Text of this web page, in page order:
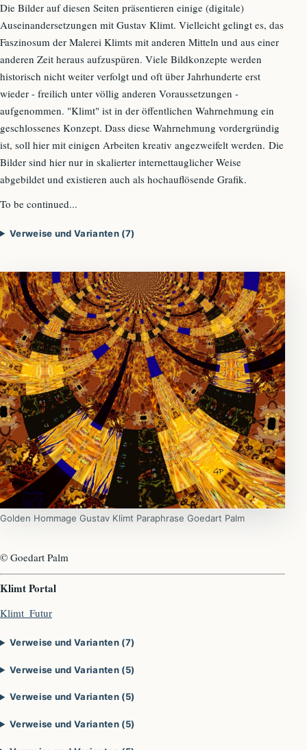
Die Bilder auf diesen Seiten präsentieren einige (digitale)
Auseinandersetzungen mit Gustav Klimt. Vielleicht gelingt es, das
Faszinosum der Malerei Klimts mit anderen Mitteln und aus einer
anderen Zeit heraus aufzuspüren. Viele Bildkonzepte werden
historisch nicht weiter verfolgt und oft über Jahrhunderte erst
wieder - freilich unter völlig anderen Voraussetzungen -
aufgenommen. "Klimt" ist in der öffentlichen Wahrnehmung ein
geschlossenes Konzept. Dass diese Wahrnehmung vordergründig
ist, soll hier mit einigen Arbeiten kreativ angezweifelt werden. Die
Bilder sind hier nur in skalierter internettauglicher Weise
abgebildet und existieren auch als hochauflösende Grafik.
To be continued...
Verweise und Varianten (7)
Golden Hommage Gustav Klimt Paraphrase Goedart Palm
© Goedart Palm
Klimt Portal
Klimt_Futur
Verweise und Varianten (7)
Verweise und Varianten (5)
Verweise und Varianten (5)
Verweise und Varianten (5)